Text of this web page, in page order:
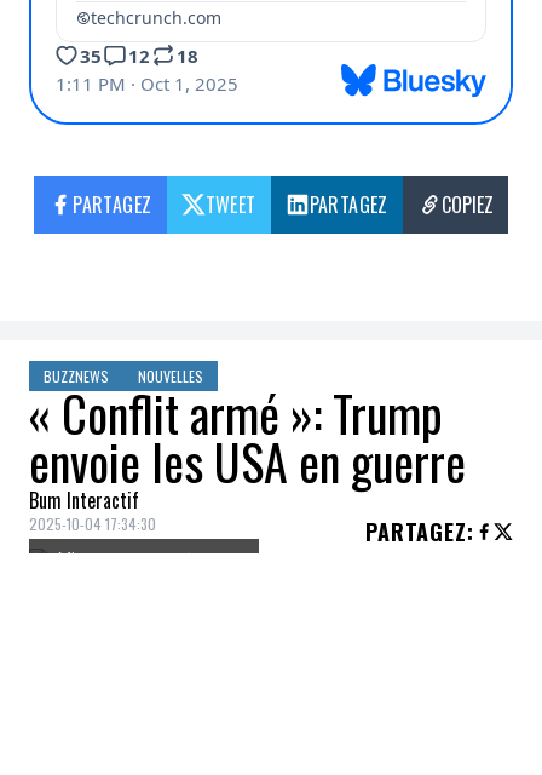
PARTAGEZ TWEET PARTAGEZ COPIEZ
BUZZNEWS NOUVELLES
« Conflit armé »: Trump
envoie les USA en guerre
Bum Interactif
2025-10-04 17:34:30 PARTAGEZ:
Crédit: Getty Images/XSecWar